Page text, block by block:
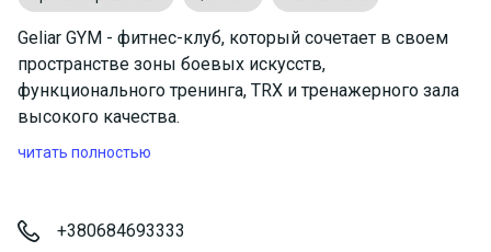
Geliar GYM - фитнес-клуб, который сочетает в своем
пространстве зоны боевых искусств,
функционального тренинга, TRX и тренажерного зала
высокого качества.
читать полностью
+380684693333